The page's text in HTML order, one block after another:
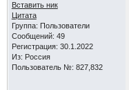
Вставить ник
Цитата
Группа: Пользователи
Сообщений: 49
Регистрация: 30.1.2022
Из: Россия
Пользователь №: 827,832